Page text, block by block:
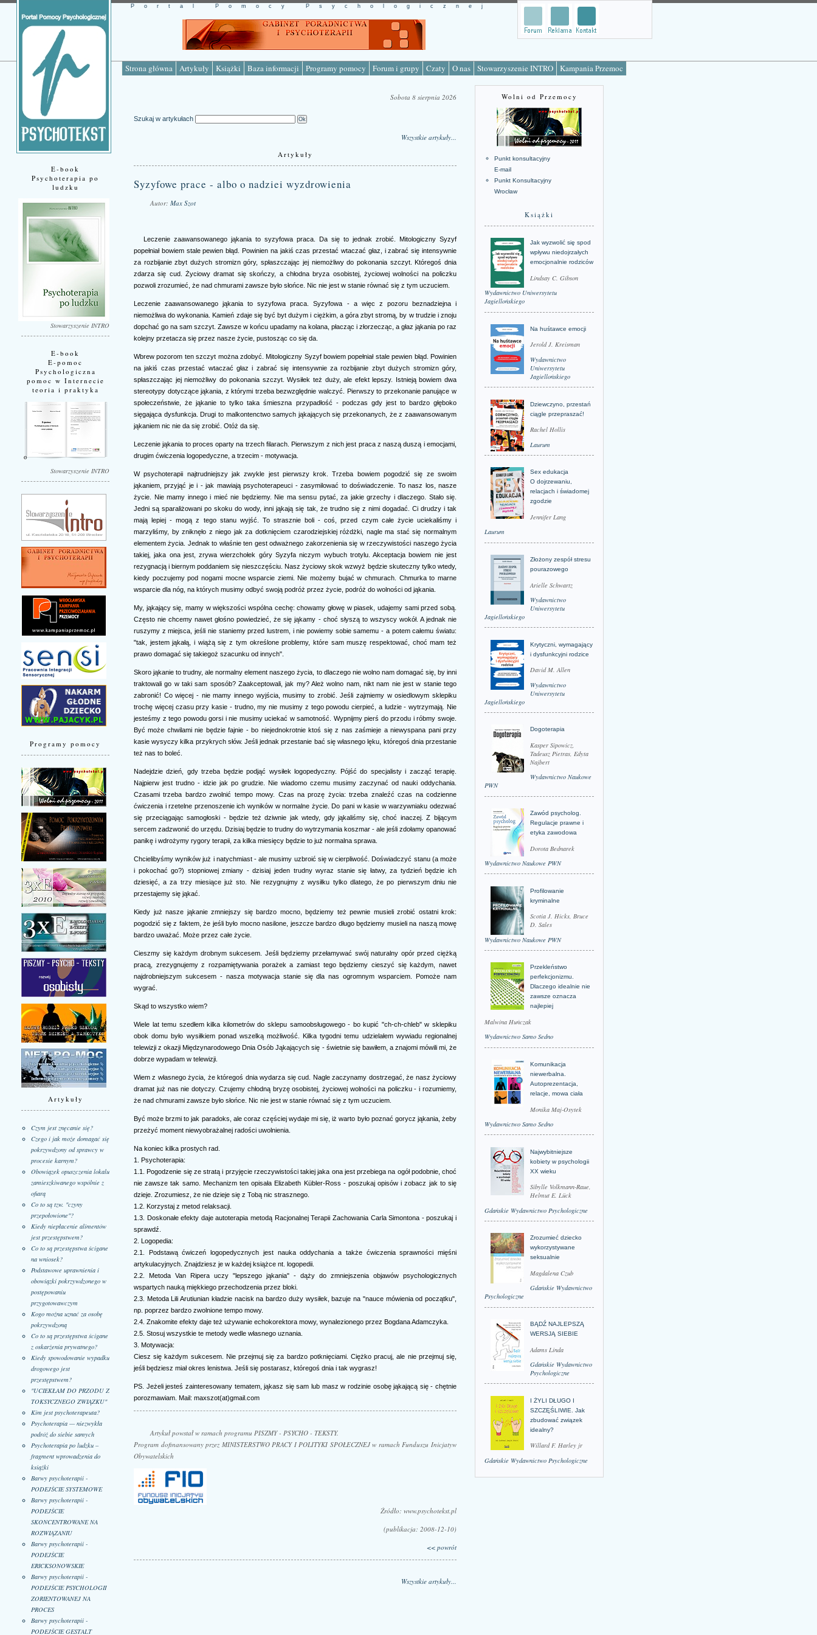
Strona główna Artykuły Książki Baza informacji Programy pomocy Forum i grupy Czaty O nas Stowarzyszenie INTRO Kampania Przemoc
Portal Pomocy Psychologicznej
E-book
Psychoterapia po
ludzku
Stowarzyszenie INTRO
E-book
E-pomoc
Psychologiczna
pomoc w Internecie
teoria i praktyka
Stowarzyszenie INTRO
Programy pomocy
Artykuły
Czym jest znęcanie się?
Czego i jak może domagać się
pokrzywdzony od sprawcy w
procesie karnym?
Obowiązek opuszczenia lokalu
zamieszkiwanego wspólnie z
ofiarą
Co to są tzw. "czyny
przepołowione"?
Kiedy niepłacenie alimentów
jest przestępstwem?
Co to są przestępstwa ścigane
na wniosek?
Podstawowe uprawnienia i
obowiązki pokrzywdzonego w
postępowaniu
przygotowawczym
Kogo można uznać za osobę
pokrzywdzoną
Co to są przestępstwa ścigane
z oskarżenia prywatnego?
Kiedy spowodowanie wypadku
drogowego jest
przestępstwem?
"UCIEKŁAM DO PRZODU Z
TOKSYCZNEGO ZWIĄZKU"
Kim jest psychoterapeuta?
Psychoterapia — niezwykła
podróż do siebie samych
Psychoterapia po ludzku –
fragment wprowadzenia do
książki
Barwy psychoterapii -
PODEJŚCIE SYSTEMOWE
Barwy psychoterapii -
PODEJŚCIE
SKONCENTROWANE NA
ROZWIĄZANIU
Barwy psychoterapii -
PODEJŚCIE
ERICKSONOWSKIE
Barwy psychoterapii -
PODEJŚCIE PSYCHOLOGII
ZORIENTOWANEJ NA
PROCES
Barwy psychoterapii -
PODEJŚCIE GESTALT
Sobota 8 sierpnia 2026
Szukaj w artykułach
Wszystkie artykuły...
Artykuły
Syzyfowe prace - albo o nadziei wyzdrowienia
Autor: Max Szot
Leczenie zaawansowanego jąkania to syzyfowa praca. Da się to jednak zrobić. Mitologiczny Syzyf
popełniał bowiem stale pewien błąd. Powinien na jakiś czas przestać wtaczać głaz, i zabrać się intensywnie
za rozbijanie zbyt dużych stromizn góry, spłaszczając jej niemożliwy do pokonania szczyt. Któregoś dnia
zdarza się cud. Życiowy dramat się skończy, a chłodna bryza osobistej, życiowej wolności na policzku
pozwoli zrozumieć, że nad chmurami zawsze było słońce. Nic nie jest w stanie równać się z tym uczuciem.
Leczenie zaawansowanego jąkania to syzyfowa praca. Syzyfowa - a więc z pozoru beznadziejna i
niemożliwa do wykonania. Kamień zdaje się być byt dużym i ciężkim, a góra zbyt stromą, by w trudzie i znoju
dopchać go na sam szczyt. Zawsze w końcu upadamy na kolana, płacząc i złorzecząc, a głaz jąkania po raz
kolejny przetacza się przez nasze życie, pustosząc co się da.
Wbrew pozorom ten szczyt można zdobyć. Mitologiczny Syzyf bowiem popełniał stale pewien błąd. Powinien
na jakiś czas przestać wtaczać głaz i zabrać się intensywnie za rozbijanie zbyt dużych stromizn góry,
spłaszczając jej niemożliwy do pokonania szczyt. Wysiłek też duży, ale efekt lepszy. Istnieją bowiem dwa
stereotypy dotyczące jąkania, z którymi trzeba bezwzględnie walczyć. Pierwszy to przekonanie panujące w
społeczeństwie, że jąkanie to tylko taka śmieszna przypadłość - podczas gdy jest to bardzo głęboko
sięgająca dysfunkcja. Drugi to malkontenctwo samych jąkających się przekonanych, że z zaawansowanym
jąkaniem nic nie da się zrobić. Otóż da się.
Leczenie jąkania to proces oparty na trzech filarach. Pierwszym z nich jest praca z naszą duszą i emocjami,
drugim ćwiczenia logopedyczne, a trzecim - motywacja.
W psychoterapii najtrudniejszy jak zwykle jest pierwszy krok. Trzeba bowiem pogodzić się ze swoim
jąkaniem, przyjąć je i - jak mawiają psychoterapeuci - zasymilować to doświadczenie. To nasz los, nasze
życie. Nie mamy innego i mieć nie będziemy. Nie ma sensu pytać, za jakie grzechy i dlaczego. Stało się.
Jedni są sparaliżowani po skoku do wody, inni jąkają się tak, że trudno się z nimi dogadać. Ci drudzy i tak
mają lepiej - mogą z tego stanu wyjść. To strasznie boli - coś, przed czym całe życie uciekaliśmy i
marzyliśmy, by zniknęło z niego jak za dotknięciem czarodziejskiej różdżki, nagle ma stać się normalnym
elementem życia. Jednak to właśnie ten gest odważnego zakorzenienia się w rzeczywistości naszego życia
takiej, jaka ona jest, zrywa wierzchołek góry Syzyfa niczym wybuch trotylu. Akceptacja bowiem nie jest
rezygnacją i biernym poddaniem się nieszczęściu. Nasz życiowy skok wzwyż będzie skuteczny tylko wtedy,
kiedy poczujemy pod nogami mocne wsparcie ziemi. Nie możemy bujać w chmurach. Chmurka to marne
wsparcie dla nóg, na których musimy odbyć swoją podróż przez życie, podróż do wolności od jąkania.
My, jąkający się, mamy w większości wspólna cechę: chowamy głowę w piasek, udajemy sami przed sobą.
Często nie chcemy nawet głośno powiedzieć, że się jąkamy - choć słyszą to wszyscy wokół. A jednak nie
ruszymy z miejsca, jeśli nie staniemy przed lustrem, i nie powiemy sobie samemu - a potem całemu światu:
"tak, jestem jąkałą, i wiążą się z tym określone problemy, które sam muszę respektować, choć mam też
prawo domagać się takiegoż szacunku od innych".
Skoro jąkanie to trudny, ale normalny element naszego życia, to dlaczego nie wolno nam domagać się, by inni
traktowali go w taki sam sposób? Zaakceptowali, jak my? Ależ wolno nam, nikt nam nie jest w stanie tego
zabronić! Co więcej - nie mamy innego wyjścia, musimy to zrobić. Jeśli zajmiemy w osiedlowym sklepiku
trochę więcej czasu przy kasie - trudno, my nie musimy z tego powodu cierpieć, a ludzie - wytrzymają. Nie
jesteśmy z tego powodu gorsi i nie musimy uciekać w samotność. Wypnijmy pierś do przodu i róbmy swoje.
Być może chwilami nie będzie fajnie - bo niejednokrotnie ktoś się z nas zaśmieje a niewyspana pani przy
kasie wysyczy kilka przykrych słów. Jeśli jednak przestanie bać się własnego lęku, któregoś dnia przestanie
też nas to boleć.
Nadejdzie dzień, gdy trzeba będzie podjąć wysiłek logopedyczny. Pójść do specjalisty i zacząć terapię.
Najpierw jest trudno - idzie jak po grudzie. Nie wiadomo czemu musimy zaczynać od nauki oddychania.
Czasami trzeba bardzo zwolnić tempo mowy. Czas na prozę życia: trzeba znaleźć czas na codzienne
ćwiczenia i rzetelne przenoszenie ich wyników w normalne życie. Do pani w kasie w warzywniaku odezwać
się przeciągając samogłoski - będzie też dziwnie jak wtedy, gdy jąkaliśmy się, choć inaczej. Z bijącym
sercem zadzwonić do urzędu. Dzisiaj będzie to trudny do wytrzymania koszmar - ale jeśli zdołamy opanować
panikę i wdrożymy rygory terapii, za kilka miesięcy będzie to już normalna sprawa.
Chcielibyśmy wyników już i natychmiast - ale musimy uzbroić się w cierpliwość. Doświadczyć stanu (a może
i pokochać go?) stopniowej zmiany - dzisiaj jeden trudny wyraz stanie się łatwy, za tydzień będzie ich
dziesięć, a za trzy miesiące już sto. Nie rezygnujmy z wysiłku tylko dlatego, że po pierwszym dniu nie
przestajemy się jąkać.
Kiedy już nasze jąkanie zmniejszy się bardzo mocno, będziemy też pewnie musieli zrobić ostatni krok:
pogodzić się z faktem, że jeśli było mocno nasilone, jeszcze bardzo długo będziemy musieli na naszą mowę
bardzo uważać. Może przez całe życie.
Cieszmy się każdym drobnym sukcesem. Jeśli będziemy przełamywać swój naturalny opór przed ciężką
pracą, zrezygnujemy z rozpamiętywania porażek a zamiast tego będziemy cieszyć się każdym, nawet
najdrobniejszym sukcesem - nasza motywacja stanie się dla nas ogromnym wsparciem. Pomoże nam
wygrać.
Skąd to wszystko wiem?
Wiele lat temu szedłem kilka kilometrów do sklepu samoobsługowego - bo kupić "ch-ch-chleb" w sklepiku
obok domu było wysiłkiem ponad wszelką możliwość. Kilka tygodni temu udzielałem wywiadu regionalnej
telewizji z okazji Międzynarodowego Dnia Osób Jąkających się - świetnie się bawiłem, a znajomi mówili mi, że
dobrze wypadam w telewizji.
Wiem z własnego życia, że któregoś dnia wydarza się cud. Nagle zaczynamy dostrzegać, że nasz życiowy
dramat już nas nie dotyczy. Czujemy chłodną bryzę osobistej, życiowej wolności na policzku - i rozumiemy,
że nad chmurami zawsze było słońce. Nic nie jest w stanie równać się z tym uczuciem.
Być może brzmi to jak paradoks, ale coraz częściej wydaje mi się, iż warto było poznać gorycz jąkania, żeby
przeżyć moment niewyobrażalnej radości uwolnienia.
Na koniec kilka prostych rad.
1. Psychoterapia:
1.1. Pogodzenie się ze stratą i przyjęcie rzeczywistości takiej jaka ona jest przebiega na ogół podobnie, choć
nie zawsze tak samo. Mechanizm ten opisała Elizabeth Kübler-Ross - poszukaj opisów i zobacz jak to się
dzieje. Zrozumiesz, że nie dzieje się z Tobą nic strasznego.
1.2. Korzystaj z metod relaksacji.
1.3. Doskonałe efekty daje autoterapia metodą Racjonalnej Terapii Zachowania Carla Simontona - poszukaj i
sprawdź.
2. Logopedia:
2.1. Podstawą ćwiczeń logopedycznych jest nauka oddychania a także ćwiczenia sprawności mięśni
artykulacyjnych. Znajdziesz je w każdej książce nt. logopedii.
2.2. Metoda Van Ripera uczy "lepszego jąkania" - dąży do zmniejszenia objawów psychologicznych
wspartych nauką miękkiego przechodzenia przez bloki.
2.3. Metoda Lili Arutiunian kładzie nacisk na bardzo duży wysiłek, bazuje na "nauce mówienia od początku",
np. poprzez bardzo zwolnione tempo mowy.
2.4. Znakomite efekty daje też używanie echokorektora mowy, wynalezionego przez Bogdana Adamczyka.
2.5. Stosuj wszystkie te metody wedle własnego uznania.
3. Motywacja:
Ciesz się każdym sukcesem. Nie przejmuj się za bardzo potknięciami. Ciężko pracuj, ale nie przejmuj się,
jeśli będziesz miał okres lenistwa. Jeśli się postarasz, któregoś dnia i tak wygrasz!
PS. Jeżeli jesteś zainteresowany tematem, jąkasz się sam lub masz w rodzinie osobę jąkającą się - chętnie
porozmawiam. Mail: maxszot(at)gmail.com
Artykuł powstał w ramach programu PISZMY - PSYCHO - TEKSTY.
Program dofinansowany przez MINISTERSTWO PRACY I POLITYKI SPOŁECZNEJ w ramach Funduszu Inicjatyw
Obywatelskich
Źródło: www.psychotekst.pl
(publikacja: 2008-12-10)
<< powrót
Wszystkie artykuły...
Wolni od Przemocy
Punkt konsultacyjny
E-mail
Punkt Konsultacyjny
Wrocław
Książki
Jak wyzwolić się spod
wpływu niedojrzałych
emocjonalnie rodziców
Lindsay C. Gibson
Wydawnictwo Uniwersytetu
Jagiellońskiego
Na huśtawce emocji
Jerold J. Kreisman
Wydawnictwo
Uniwersytetu
Jagiellońskiego
Dziewczyno, przestań
ciągle przepraszać!
Rachel Hollis
Laurum
Sex edukacja
O dojrzewaniu,
relacjach i świadomej
zgodzie
Jennifer Lang
Laurum
Złożony zespół stresu
pourazowego
Arielle Schwartz
Wydawnictwo
Uniwersytetu
Jagiellońskiego
Krytyczni, wymagający
i dysfunkcyjni rodzice
David M. Allen
Wydawnictwo
Uniwersytetu
Jagiellońskiego
Dogoterapia
Kasper Sipowicz,
Tadeusz Pietras, Edyta
Najbert
Wydawnictwo Naukowe
PWN
Zawód psycholog.
Regulacje prawne i
etyka zawodowa
Dorota Bednarek
Wydawnictwo Naukowe PWN
Profilowanie
kryminalne
Scotia J. Hicks, Bruce
D. Sales
Wydawnictwo Naukowe PWN
Przekleństwo
perfekcjonizmu.
Dlaczego idealnie nie
zawsze oznacza
najlepiej
Malwina Huńczak
Wydawnictwo Samo Sedno
Komunikacja
niewerbalna.
Autoprezentacja,
relacje, mowa ciała
Monika Maj-Osytek
Wydawnictwo Samo Sedno
Najwybitniejsze
kobiety w psychologii
XX wieku
Sibylle Volkmann-Raue,
Helmut E. Lück
Gdańskie Wydawnictwo Psychologiczne
Zrozumieć dziecko
wykorzystywane
seksualnie
Magdalena Czub
Gdańskie Wydawnictwo
Psychologiczne
BĄDŹ NAJLEPSZĄ
WERSJĄ SIEBIE
Adams Linda
Gdańskie Wydawnictwo
Psychologiczne
I ŻYLI DŁUGO I
SZCZĘŚLIWIE. Jak
zbudować związek
idealny?
Willard F. Harley jr
Gdańskie Wydawnictwo Psychologiczne